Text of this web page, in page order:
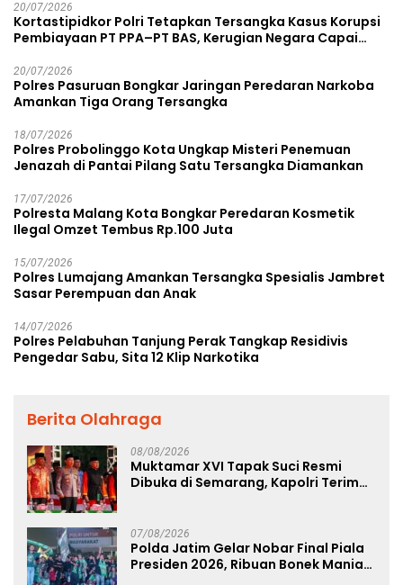
20/07/2026
Kortastipidkor Polri Tetapkan Tersangka Kasus Korupsi
Pembiayaan PT PPA–PT BAS, Kerugian Negara Capai
20/07/2026
Polres Pasuruan Bongkar Jaringan Peredaran Narkoba
Amankan Tiga Orang Tersangka
18/07/2026
Polres Probolinggo Kota Ungkap Misteri Penemuan
Jenazah di Pantai Pilang Satu Tersangka Diamankan
17/07/2026
Polresta Malang Kota Bongkar Peredaran Kosmetik
Ilegal Omzet Tembus Rp.100 Juta
15/07/2026
Polres Lumajang Amankan Tersangka Spesialis Jambret
Sasar Perempuan dan Anak
14/07/2026
Polres Pelabuhan Tanjung Perak Tangkap Residivis
Pengedar Sabu, Sita 12 Klip Narkotika
Berita Olahraga
08/08/2026
Muktamar XVI Tapak Suci Resmi
Dibuka di Semarang, Kapolri Terima
07/08/2026
Polda Jatim Gelar Nobar Final Piala
Presiden 2026, Ribuan Bonek Mania